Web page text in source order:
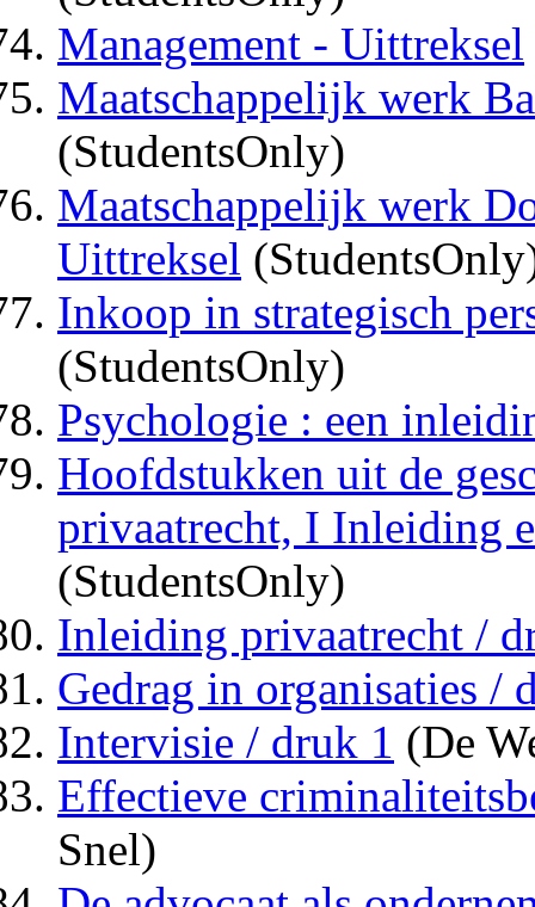
Management - Uittreksel
Maatschappelijk werk
(StudentsOnly)
Maatschappelijk werk
Uittreksel
Inkoop in strategisch
(StudentsOnly)
Psychologie : een
Hoofdstukken uit de
privaatrecht, I Inleiding
(StudentsOnly)
Inleiding privaatrecht /
Gedrag in organisaties /
Intervisie / druk 1 (De
Effectieve
Snel)